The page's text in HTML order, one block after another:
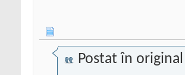
Postat în